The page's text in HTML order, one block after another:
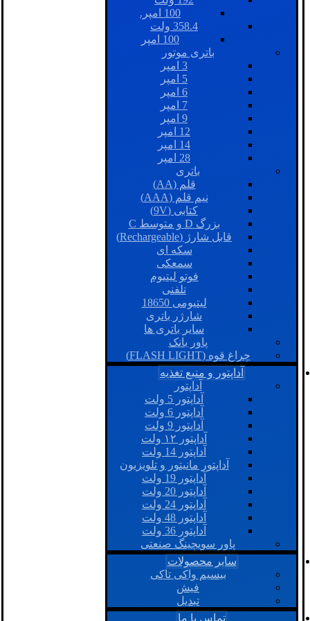
100 امپر.
358.4 ولت
100 امپر
باتری موتور
3 امپر
5 امپر
6 امپر
7 امپر
9 امپر
12 امپر
14 امپر
28 امپر
باتری
قلم (AA)
نیم قلم (AAA)
کتابی (9V)
بزرگ D و متوسط C
قابل شارژ (Rechargeable)
سکه ای
سمعکی
فوتو لیتیوم
تلفنی
لیتیومی 18650
شارژر باتری
سایر باتری ها
پاور بانک
چراغ قوه (FLASH LIGHT)
آداپتور و منبع تغذیه
آداپتور
آداپتور 5 ولت
آداپتور 6 ولت
آداپتور 9 ولت
آداپتور ۱۲ ولت
آداپتور 14 ولت
آداپتور مانیتور و تلویزیون
آداپتور 19 ولت
آداپتور 20 ولت
آداپتور 24 ولت
آداپتور 48 ولت
آداپتور 36 ولت
پاور سویچینگ صنعتی
سایر محصولات
بیسیم واکی تاکی
فیش
تبدیل
تماس با ما